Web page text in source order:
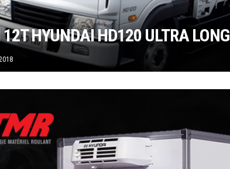
HYUNDAI HD120 ULTRA LONG